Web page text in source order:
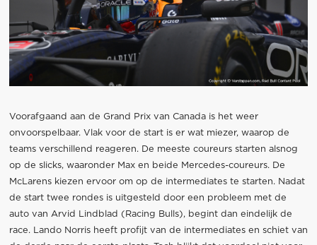
Voorafgaand aan de Grand Prix van Canada is het weer
onvoorspelbaar. Vlak voor de start is er wat miezer, waarop de
teams verschillend reageren. De meeste coureurs starten alsnog
op de slicks, waaronder Max en beide Mercedes-coureurs. De
McLarens kiezen ervoor om op de intermediates te starten. Nadat
de start twee rondes is uitgesteld door een probleem met de
auto van Arvid Lindblad (Racing Bulls), begint dan eindelijk de
race. Lando Norris heeft profijt van de intermediates en schiet van